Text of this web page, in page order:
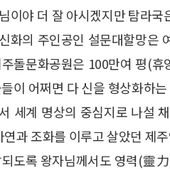
이야 더 잘 아시겠지만 탐라
화의 주인공인 설문대할망은
돌문화공원은 100만여 평(
이 어쩌면 다 신을 형상화하
세계 명상의 중심지로 나설
연과 조화를 이루고 살았던 제
도록 왕자님께서도 영력(靈